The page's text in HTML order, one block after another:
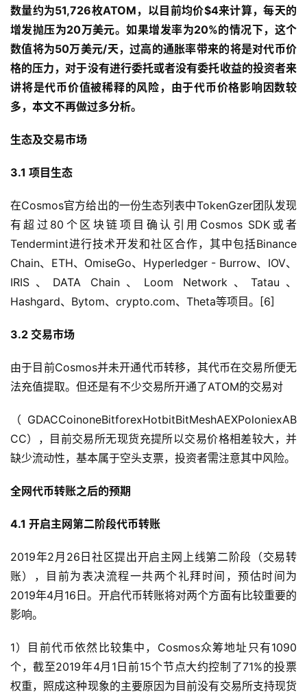
数量约为51,726枚ATOM，以目前均价$4来计算，每天的
增发抛压为20万美元。如果增发率为20%的情况下，这个
数值将为50万美元/天，过高的通胀率带来的将是对代币价
格的压力，对于没有进行委托或者没有委托收益的投资者来
讲将是代币价值被稀释的风险，由于代币价格影响因数较
多，本文不再做过多分析。
生态及交易市场
3.1 项目生态
在Cosmos官方给出的一份生态列表中TokenGzer团队发现
有超过80个区块链项目确认引用Cosmos SDK或者
Tendermint进行技术开发和社区合作，其中包括Binance
Chain、ETH、OmiseGo、Hyperledger - Burrow、IOV、
IRIS、DATA Chain、Loom Network、Tatau、
Hashgard、Bytom、crypto.com、Theta等项目。[6]
3.2 交易市场
由于目前Cosmos并未开通代币转移，其代币在交易所便无
法充值提取。但还是有不少交易所开通了ATOM的交易对
（GDACCoinoneBitforexHotbitBitMeshAEXPoloniexAB
CC），目前交易所无现货充提所以交易价格相差较大，并
缺少流动性，基本属于空头支票，投资者需注意其中风险。
全网代币转账之后的预期
4.1 开启主网第二阶段代币转账
2019年2月26日社区提出开启主网上线第二阶段（交易转
账），目前为表决流程一共两个礼拜时间，预估时间为
2019年4月16日。开启代币转账将对两个方面有比较重要的
影响。
1）目前代币依然比较集中，Cosmos众筹地址只有1090
个，截至2019年4月1日前15个节点大约控制了71%的投票
权重，照成这种现象的主要原因为目前没有交易所支持现货